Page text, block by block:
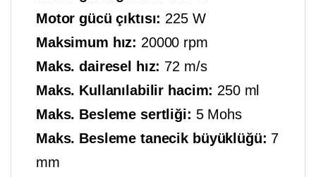
Motor gücü çıktısı: 225 W
Maksimum hız: 20000 rpm
Maks. dairesel hız: 72 m/s
Maks. Kullanılabilir hacim: 250 ml
Maks. Besleme sertliği: 5 Mohs
Maks. Besleme tanecik büyüklüğü: 7
mm